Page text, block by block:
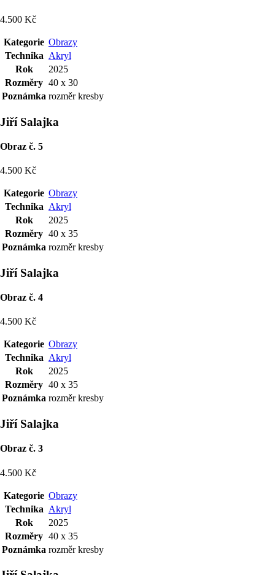
4.500 Kč
Kategorie Obrazy
Technika Akryl
Rok
2025
Rozměry 40 x 30
Poznámka rozměr kresby
Jiří Salajka
Obraz č. 5
4.500 Kč
Kategorie Obrazy
Technika Akryl
Rok
2025
Rozměry 40 x 35
Poznámka rozměr kresby
Jiří Salajka
Obraz č. 4
4.500 Kč
Kategorie Obrazy
Technika Akryl
Rok
2025
Rozměry 40 x 35
Poznámka rozměr kresby
Jiří Salajka
Obraz č. 3
4.500 Kč
Kategorie Obrazy
Technika Akryl
Rok
2025
Rozměry 40 x 35
Poznámka rozměr kresby